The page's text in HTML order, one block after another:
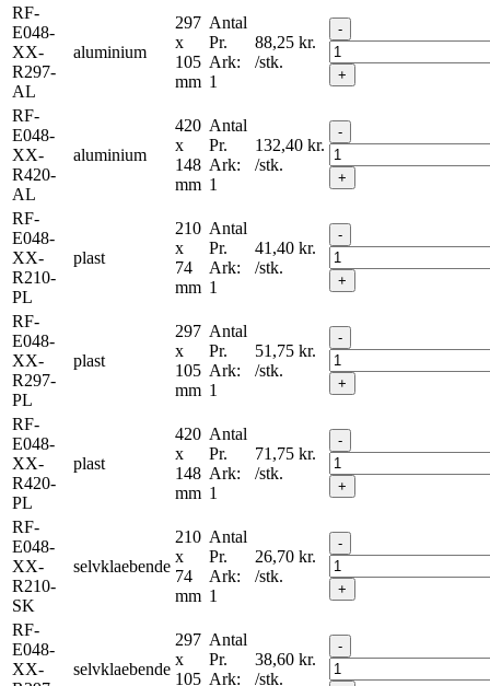
RF-
E048-
XX-
R297-
AL
aluminium
297
x
105
mm
Antal
Pr.
Ark:
1
88,25 kr.
/stk.
-
+
RF-
E048-
XX-
R420-
AL
aluminium
420
x
148
mm
Antal
Pr.
Ark:
1
132,40 kr.
/stk.
-
+
RF-
E048-
XX-
R210-
PL
plast
210
x
74
mm
Antal
Pr.
Ark:
1
41,40 kr.
/stk.
-
+
RF-
E048-
XX-
R297-
PL
plast
297
x
105
mm
Antal
Pr.
Ark:
1
51,75 kr.
/stk.
-
+
RF-
E048-
XX-
R420-
PL
plast
420
x
148
mm
Antal
Pr.
Ark:
1
71,75 kr.
/stk.
-
+
RF-
E048-
XX-
R210-
SK
selvklaebende
210
x
74
mm
Antal
Pr.
Ark:
1
26,70 kr.
/stk.
-
+
RF-
E048-
XX-
selvklaebende
297
x
105
Antal
Pr.
Ark:
38,60 kr.
/stk.
-